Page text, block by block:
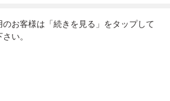
お客様は「続きを見る」をタップして
い。